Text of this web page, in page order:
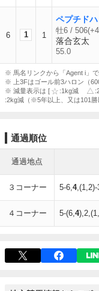
6 1 1
ペプチド
牡6 /
落合玄太
55.0
※ 馬名リンクから「Agent i」
※ 上3Fはゴール前3ハロン（
※ 減量表示は [
:1kg減
:2kg減（※5年以上、又は101勝
通過順位
通過地点
３コーナー 5-6,4,(1,2)-
４コーナー 5-(6,4